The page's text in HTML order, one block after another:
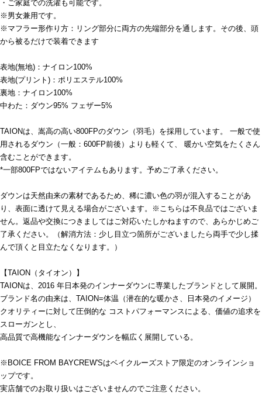
・ご家庭での洗濯も可能です。
※男女兼用です。
※マフラー形作り方：リング部分に両方の先端部分を通します。その後、頭
から被るだけで装着できます
表地(無地)：ナイロン100%
表地(プリント)：ポリエステル100%
裏地：ナイロン100%
中わた：ダウン95% フェザー5%
TAIONは、嵩高の高い800FPのダウン（羽毛）を採用しています。 一般で使
用されるダウン（一般：600FP前後）よりも軽くて、 暖かい空気をたくさん
含むことができます。
*一部800FPではないアイテムもあります。予めご了承ください。
ダウンは天然由来の素材であるため、稀に濃い色の羽が混入することがあ
り、表面に透けて見える場合がございます。※こちらは不良品ではございま
せん。返品や交換につきましてはご対応いたしかねますので、あらかじめご
了承ください。（解消方法：少し目立つ箇所がございましたら両手で少し揉
んで頂くと目立たなくなります。）
【TAION（タイオン）】
TAIONは、2016 年日本発のインナーダウンに専業したブランドとして展開。
ブランド名の由来は、TAION=体温（潜在的な暖かさ、日本発のイメージ）
クオリティーに対して圧倒的な コストパフォーマンスによる、価値の追求を
スローガンとし、
高品質で高機能なインナーダウンを幅広く展開している。
※BOICE FROM BAYCREW'Sはベイクルーズストア限定のオンラインショ
ップです。
実店舗でのお取り扱いはございませんのでご注意ください。